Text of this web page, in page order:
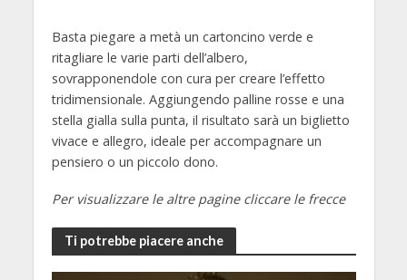
Basta piegare a metà un cartoncino verde e
ritagliare le varie parti dell’albero,
sovrapponendole con cura per creare l’effetto
tridimensionale. Aggiungendo palline rosse e una
stella gialla sulla punta, il risultato sarà un biglietto
vivace e allegro, ideale per accompagnare un
pensiero o un piccolo dono.
Per visualizzare le altre pagine cliccare le frecce
Ti potrebbe piacere anche